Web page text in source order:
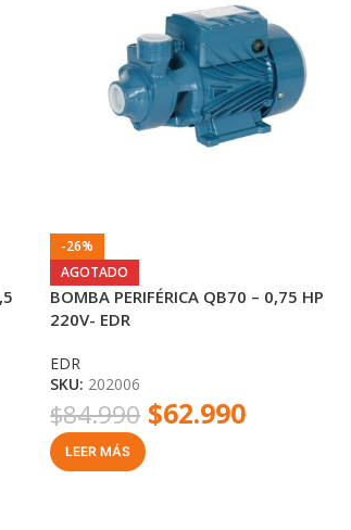
-26%
AGOTADO
BOMBA PERIFÉRICA QB70 – 0,75 HP
220V- EDR
EDR
SKU: 202006
$84.990 $62.990
LEER MÁS